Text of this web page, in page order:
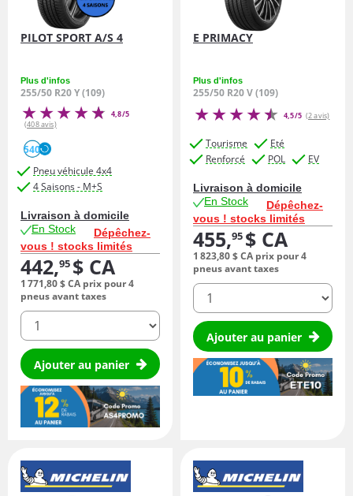
PILOT SPORT A/S 4
Plus d'infos
255/50 R20 Y (109)
4,8/5
(408 avis)
540
Pneu véhicule 4x4
4 Saisons - M+S
Livraison à domicile
En Stock
Dépêchez-
vous ! stocks limités
442,95 $ CA
1 771,80$ CA prix pour 4
pneus avant taxes
quantité
Ajouter au panier
E PRIMACY
Plus d'infos
255/50 R20 V (109)
4,5/5 (2 avis)
Tourisme
Eté
Renforcé
POL EV
Livraison à domicile
En Stock
Dépêchez-
vous ! stocks limités
455,95 $ CA
1 823,80$ CA prix pour 4
pneus avant taxes
quantité
Ajouter au panier